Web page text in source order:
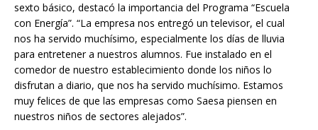
sexto básico, destacó la importancia del Programa “Escuela
con Energía”. “La empresa nos entregó un televisor, el cual
nos ha servido muchísimo, especialmente los días de lluvia
para entretener a nuestros alumnos. Fue instalado en el
comedor de nuestro establecimiento donde los niños lo
disfrutan a diario, que nos ha servido muchísimo. Estamos
muy felices de que las empresas como Saesa piensen en
nuestros niños de sectores alejados”.